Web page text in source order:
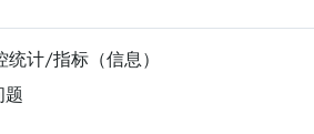
统计/指标（信息）
题